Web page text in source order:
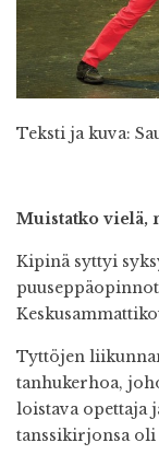
Teksti ja kuva:
Muistatko vielä,
Kipinä syttyi
Tyttöjen
tanhukerhoa,
loistava opettaja
tanssikirjonsa oli